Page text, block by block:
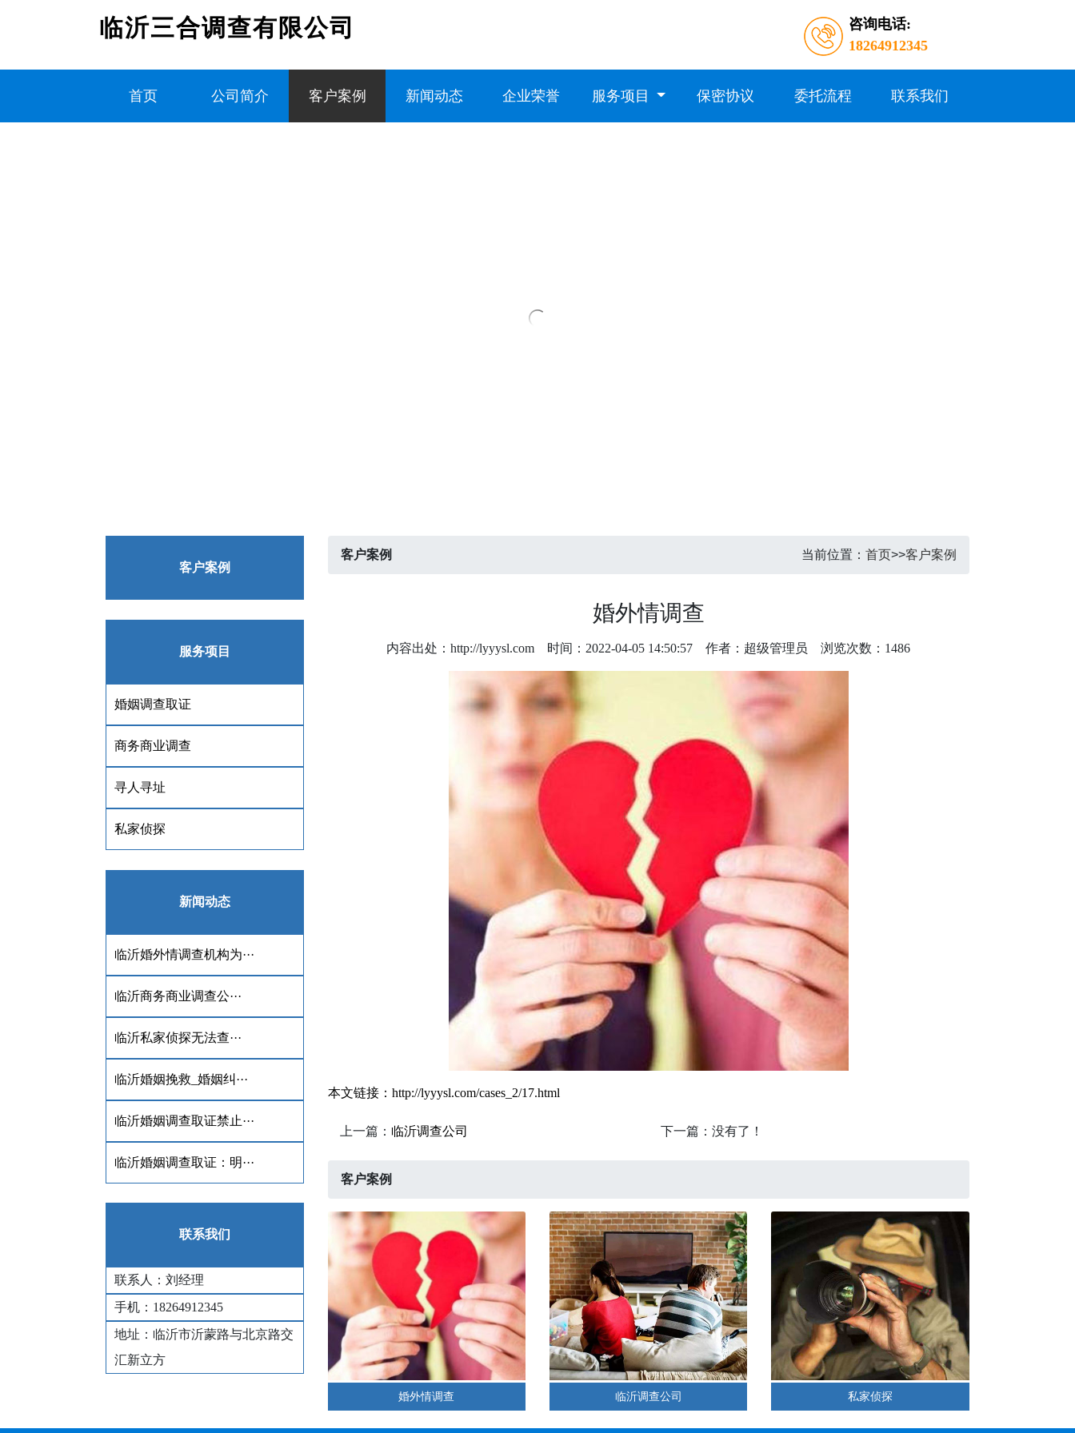
临沂三合调查有限公司
咨询电话:
18264912345
首页 公司简介 客户案例 新闻动态 企业荣誉 服务项目 保密协议 委托流程 联系我们
客户案例
服务项目
婚姻调查取证
商务商业调查
寻人寻址
私家侦探
新闻动态
临沂婚外情调查机构为···
​临沂商务商业调查公···
临沂私家侦探‌无法查···
临沂婚姻挽救_​婚姻纠···
临沂婚姻调查取证禁止···
临沂婚姻调查取证：明···
联系我们
联系人：刘经理
手机：18264912345
地址：临沂市沂蒙路与北京路交
汇新立方
客户案例 当前位置： 首页>>客户案例
婚外情调查
内容出处：http://lyyysl.com 时间：2022-04-05 14:50:57 作者：超级管理员 浏览次数：1486
本文链接：http://lyyysl.com/cases_2/17.html
上一篇： 临沂调查公司 下一篇：没有了！
客户案例
婚外情调查 临沂调查公司 私家侦探